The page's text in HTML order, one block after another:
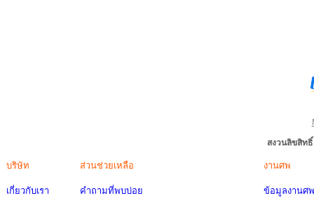
สงวนลิขสิท
บริษัท
เกี่ยวกับเรา
ส่วนช่วยเหลือ
คำถามที่พบบ่อย
งานศพ
ข้อมูลงานศพ